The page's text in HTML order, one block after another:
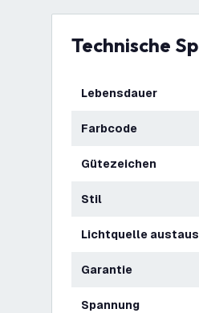
Technische
Lebensdauer
Farbcode
Gütezeichen
Stil
Lichtquelle
Garantie
Spannung